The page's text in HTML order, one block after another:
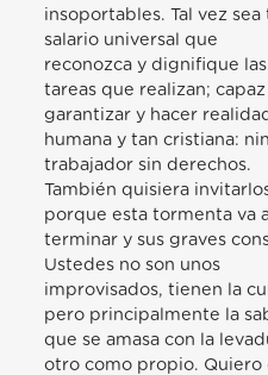
insoportables. Tal vez
salario universal que
reconozca y dignifique
tareas que realizan;
garantizar y hacer
humana y tan cristiana:
trabajador sin derechos.
También quisiera
porque esta tormenta va
terminar y sus graves
Ustedes no son unos
improvisados, tienen la
pero principalmente la
que se amasa con la
otro como propio. Quiero